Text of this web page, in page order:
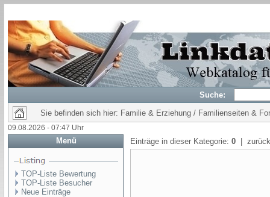
Suche:
Sie befinden sich hier: Familie & Erziehung / Familienseiten &
09.08.2026 - 07:47 Uhr
Menü
TOP-Liste Bewertung
TOP-Liste Besucher
Neue Einträge
Einträge in dieser Kategorie: 0 |